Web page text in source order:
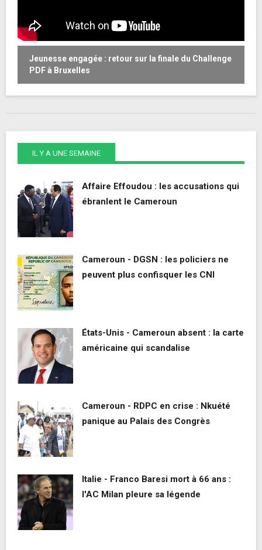
Jeunesse engagée : retour sur la finale du Challenge
PDF à Bruxelles
IL Y A UNE SEMAINE
Affaire Effoudou : les accusations qui
ébranlent le Cameroun
Cameroun - DGSN : les policiers ne
peuvent plus confisquer les CNI
États-Unis - Cameroun absent : la carte
américaine qui scandalise
Cameroun - RDPC en crise : Nkuété
panique au Palais des Congrès
Italie - Franco Baresi mort à 66 ans :
l'AC Milan pleure sa légende